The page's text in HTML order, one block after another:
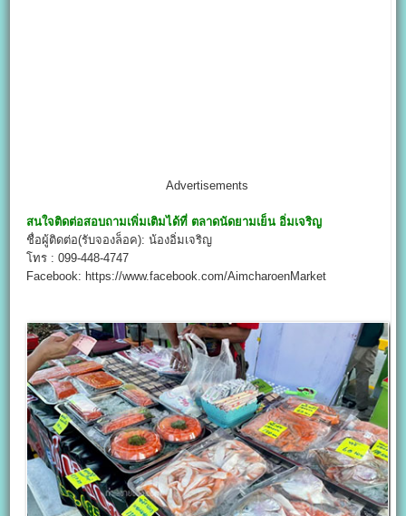
Advertisements
สนใจติดต่อสอบถามเพิ่มเติมได้ที่ ตลาดนัดยามเย็น อิ่มเจริญ
ชื่อผู้ติดต่อ(รับจองล็อค): น้องอิ่มเจริญ
โทร : 099-448-4747
Facebook: https://www.facebook.com/AimcharoenMarket